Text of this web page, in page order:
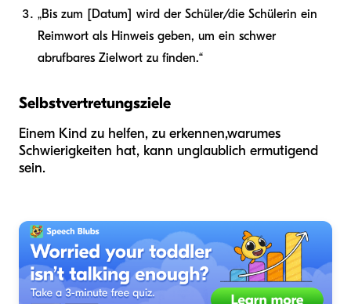
„Bis zum [Datum] wird der Schüler/die Schülerin ein
Reimwort als Hinweis geben, um ein schwer
abrufbares Zielwort zu finden.“
Selbstvertretungsziele
Einem Kind zu helfen, zu erkennen,warumes
Schwierigkeiten hat, kann unglaublich ermutigend
sein.